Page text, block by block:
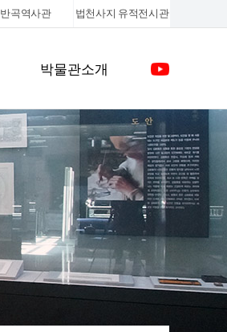
반곡역사관 법천사지 유적전시관
박물관소개